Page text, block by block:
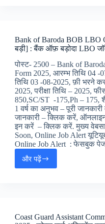
[तिथि
बड़ी]
:
IBPS
प्रोबेशनरी
ऑफिसर
बम्बर
जॉब्स
Bank of Baroda BOB LBO
बड़ी] : बैंक ऑफ़ बड़ोदा LBO
पोस्ट- 2500 – Bank of
Form 2025, आरम्भ तिथि 04
तिथि 03 -08-2025, फ़ी भरने
2025, परीक्षा तिथि – 2025,
850,SC/ST -175,Ph – 175,
1 वर्ष का अनुभव – पूरी
जानकारी – क्लिक करें,
इन करें – क्लिक करें. मुख्य
Soon, Online Job Alert
Online Job Alert : फेसबुक
और पढ़ेंBank
Form
Coast Guard Assistant